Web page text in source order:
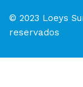
© 2023 Loeys
reservados